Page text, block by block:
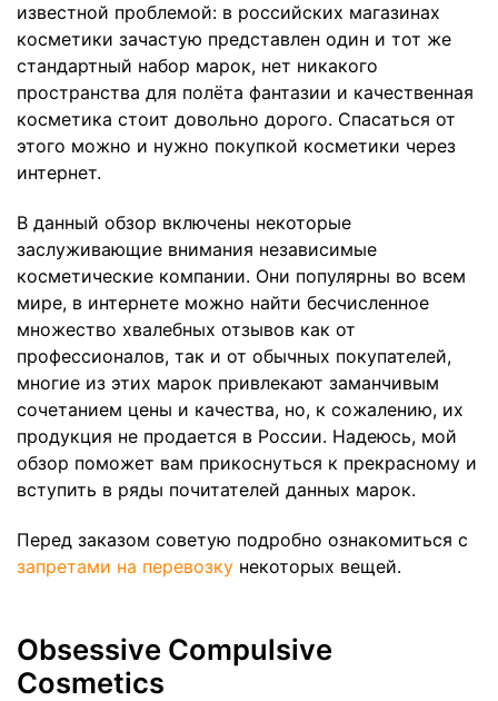
известной проблемой: в российских магазинах
косметики зачастую представлен один и тот же
стандартный набор марок, нет никакого
пространства для полёта фантазии и качественная
косметика стоит довольно дорого. Спасаться от
этого можно и нужно покупкой косметики через
интернет.
В данный обзор включены некоторые
заслуживающие внимания независимые
косметические компании. Они популярны во всем
мире, в интернете можно найти бесчисленное
множество хвалебных отзывов как от
профессионалов, так и от обычных покупателей,
многие из этих марок привлекают заманчивым
сочетанием цены и качества, но, к сожалению, их
продукция не продается в России. Надеюсь, мой
обзор поможет вам прикоснуться к прекрасному и
вступить в ряды почитателей данных марок.
Перед заказом советую подробно ознакомиться с
запретами на перевозку некоторых вещей.
Obsessive Compulsive
Cosmetics